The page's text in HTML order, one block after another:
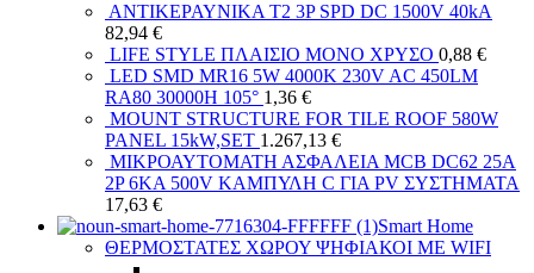
ΑΝΤΙΚΕΡΑΥΝΙΚΑ T2 3P SPD DC 1500V 40kA
82,94 €
LIFE STYLE ΠΛΑΙΣΙΟ ΜΟΝΟ ΧΡΥΣΟ 0,88 €
LED SMD MR16 5W 4000K 230V AC 450LM
RA80 30000H 105° 1,36 €
MOUNT STRUCTURE FOR TILE ROOF 580W
PANEL 15kW,SET 1.267,13 €
ΜΙΚΡΟΑΥΤΟΜΑΤΗ ΑΣΦΑΛΕΙΑ MCB DC62 25A
2P 6KA 500V ΚΑΜΠΥΛΗ C ΓΙΑ PV ΣΥΣΤΗΜΑΤΑ
17,63 €
Smart Home
ΘΕΡΜΟΣΤΑΤΕΣ ΧΩΡΟΥ ΨΗΦΙΑΚΟΙ ΜΕ WIFI